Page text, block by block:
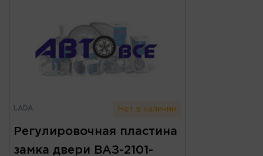
LADA Нет в наличии
Регулировочная пластина
замка двери ВАЗ-2101-